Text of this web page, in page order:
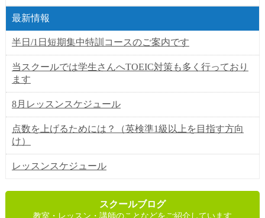
最新情報
半日/1日短期集中特訓コースのご案内です
当スクールでは学生さんへTOEIC対策も多く行っており
ます
8月レッスンスケジュール
点数を上げるためには？（英検準1級以上を目指す方向
け）
レッスンスケジュール
スクールブログ
教室・レッスン・講師のことなどをご紹介しています